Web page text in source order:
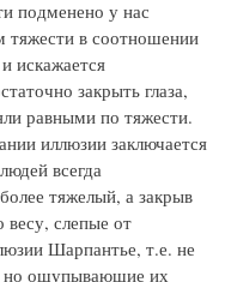
подменено у нас
в соотношении
искажается
закрыть глаза,
равными по тяжести.
иллюзии заключается
всегда
тяжелый, а закрыв
весу, слепые от
Шарпантье, т.е. не
но ощупывающие их